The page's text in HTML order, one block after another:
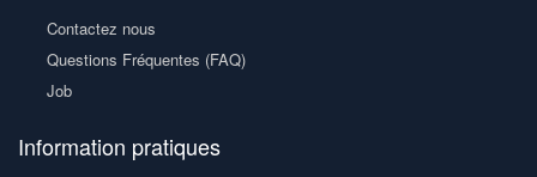
Contactez nous
Questions Fréquentes (FAQ)
Job
Information pratiques